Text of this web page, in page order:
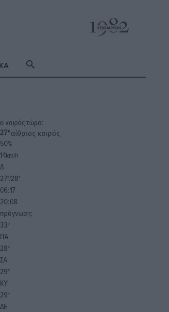
o καιρός τώρα:
27°αίθριος καιρός
50%
14km/h
Δ
27°/28°
06:17
20:08
πρόγνωση:
33°
ΠΑ
28°
ΣΑ
29°
ΚΥ
29°
ΔΕ